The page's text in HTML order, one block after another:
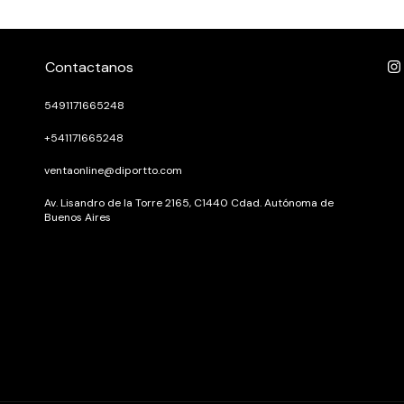
Contactanos
5491171665248
+541171665248
ventaonline@diportto.com
Av. Lisandro de la Torre 2165, C1440 Cdad. Autónoma de
Buenos Aires